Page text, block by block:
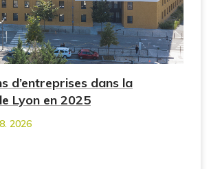
d’entreprises dans la
Lyon en 2025
2026